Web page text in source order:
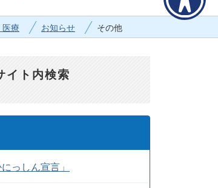
医療 お知らせ その他
イト内検索
にっしん宣言」